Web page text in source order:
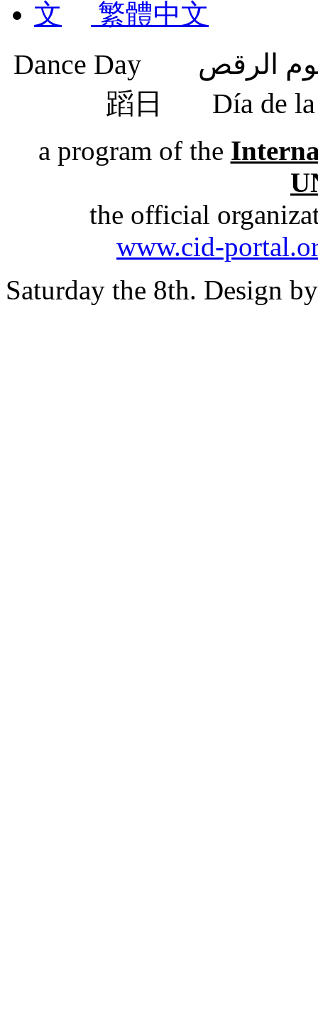
繁體中文
蹈日 Día de
a program of the
the official
www.cid-
Saturday the 8th. Design